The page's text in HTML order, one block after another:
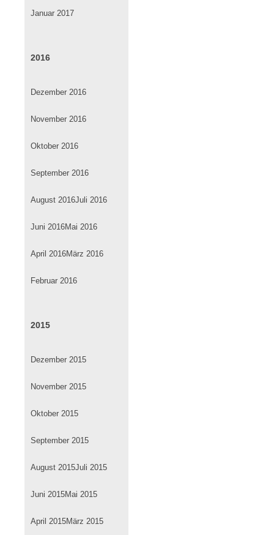
Januar 2017
2016
Dezember 2016
November 2016
Oktober 2016
September 2016
August 2016Juli 2016
Juni 2016Mai 2016
April 2016März 2016
Februar 2016
2015
Dezember 2015
November 2015
Oktober 2015
September 2015
August 2015Juli 2015
Juni 2015Mai 2015
April 2015März 2015